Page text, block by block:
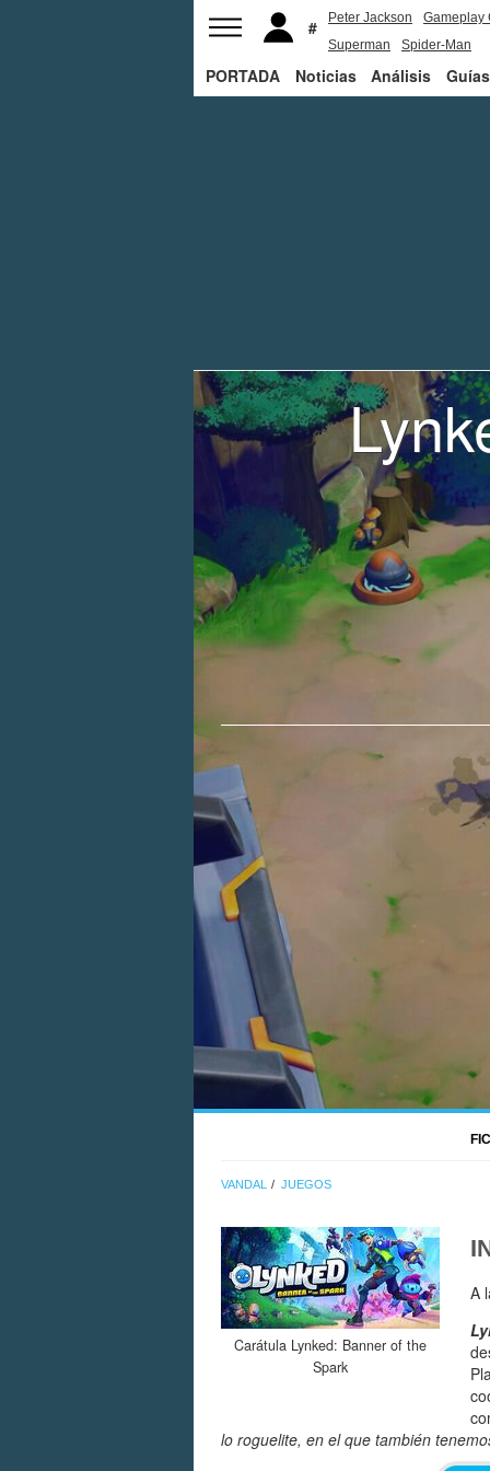
Peter Jackson
Gameplay
Superman
Spider-Man
PORTADA Noticias Análisis Guías
VANDAL JUEGOS
Carátula Lynked: Banner of the
Spark
A
lo roguelite, en el que también